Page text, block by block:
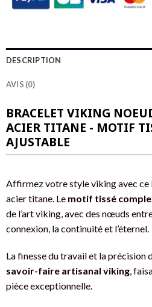
DESCRIPTION
AVIS (0)
BRACELET VIKING
ACIER TITANE - MOTIF
AJUSTABLE
Affirmez votre style viking avec ce
acier titane. Le motif tissé
de l’art viking, avec des nœuds
connexion, la continuité et l’éternel.
La finesse du travail et la précision
savoir-faire artisanal viking,
pièce exceptionnelle.